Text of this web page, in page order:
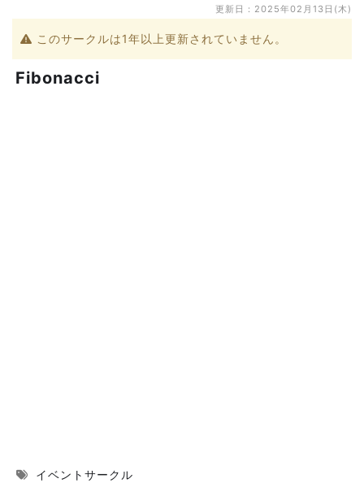
更新日： 2025年02月13日(木)
このサークルは1年以上更新されていません。
Fibonacci
イベントサークル